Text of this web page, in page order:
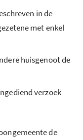
in de
met enkel
huisgenoot de
verzoek
de